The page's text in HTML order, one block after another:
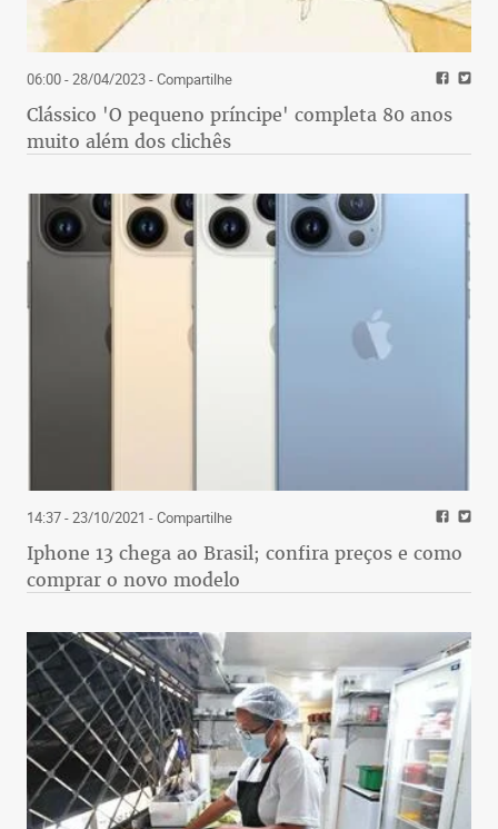
06:00 - 28/04/2023- Compartilhe
Clássico 'O pequeno príncipe' completa 80 anos
muito além dos clichês
14:37 - 23/10/2021 - Compartilhe
Iphone 13 chega ao Brasil; confira preços e como
comprar o novo modelo